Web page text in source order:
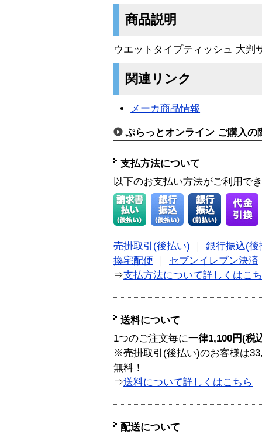
商品説明
ウエットタイプティッシュ 大判
関連リンク
メーカ商品情報
ぷらっとオンライン ご購入の
支払方法について
以下のお支払い方法がご利用で
売掛取引(後払い)
銀行振込(後
換宅配便
セブンイレブン決済
⇒支払方法について詳しくはこ
送料について
1つのご注文毎に一律1,100円(税
※売掛取引(後払い)のお客様は
無料！
⇒送料について詳しくはこちら
配送について